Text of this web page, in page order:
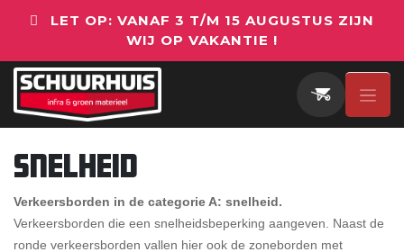
LET OP: VANAF 3 T/M 15 AUGUSTUS ZIJN
WIJ OP VAKANTIE !
Snelheid
Verkeersborden in de categorie A: snelheid.
Verkeersborden die een snelheidsbeperking aangeven. Naast de
ronde verkeersborden vallen hier ook de zoneborden met